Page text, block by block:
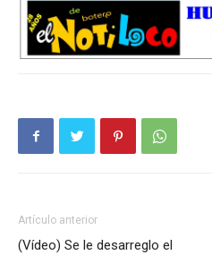
Artículo anterior
(Vídeo) Se le desarreglo el